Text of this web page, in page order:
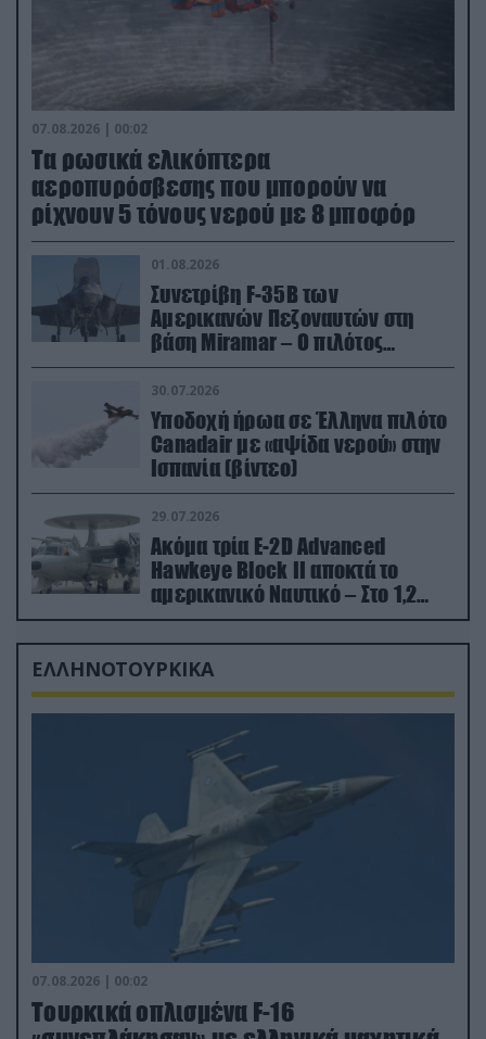
07.08.2026 | 00:02
Τα ρωσικά ελικόπτερα
αεροπυρόσβεσης που μπορούν να
ρίχνουν 5 τόνους νερού με 8 μποφόρ
01.08.2026
Συνετρίβη F-35B των
Αμερικανών Πεζοναυτών στη
βάση Miramar – Ο πιλότος
εκτινάχθηκε εγκαίρως
30.07.2026
Υποδοχή ήρωα σε Έλληνα πιλότο
Canadair με «αψίδα νερού» στην
Ισπανία (βίντεο)
29.07.2026
Ακόμα τρία E-2D Advanced
Hawkeye Block II αποκτά το
αμερικανικό Ναυτικό – Στο 1,2
δισ.δολάρια το κόστος
ΕΛΛΗΝΟΤΟΥΡΚΙΚΑ
07.08.2026 | 00:02
Τουρκικά οπλισμένα F-16